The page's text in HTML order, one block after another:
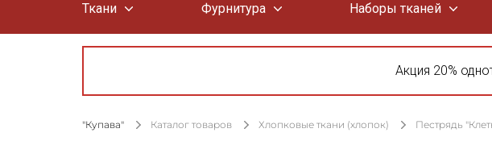
Ткани Фурнитура Наборы тканей
Акция 20%
"Купава" Каталог товаров Хлопковые ткани (хлопок) Пестрядь